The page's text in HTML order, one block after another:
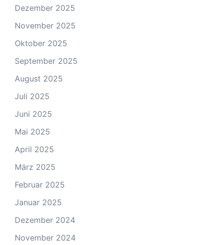
Dezember 2025
November 2025
Oktober 2025
September 2025
August 2025
Juli 2025
Juni 2025
Mai 2025
April 2025
März 2025
Februar 2025
Januar 2025
Dezember 2024
November 2024